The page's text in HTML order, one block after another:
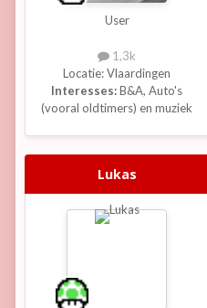
User
1,3k
Locatie:Vlaardingen
Interesses:B&A, Auto's
(vooral oldtimers) en muziek
Lukas